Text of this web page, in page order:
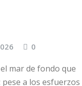
0
mar de fondo que
a los esfuerzos